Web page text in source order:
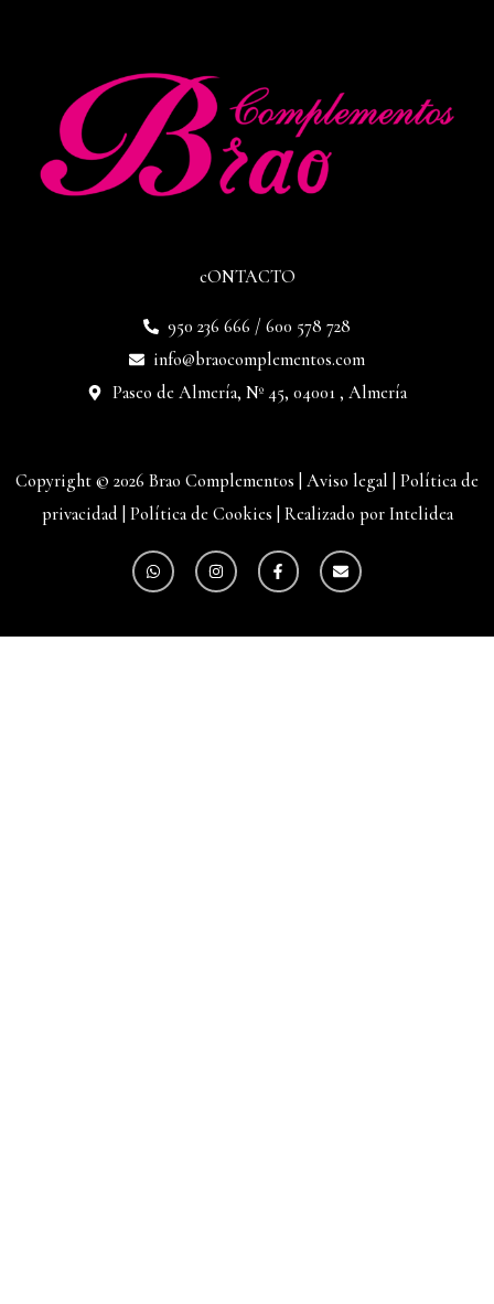
cONTACTO
950 236 666 / 600 578 728
info@braocomplementos.com
Paseo de Almería, Nº 45, 04001 , Almería
Copyright © 2026 Brao Complementos | Aviso legal Política de
privacidad Política de Cookies Realizado por Intelidea
W
h
a
a
I
n
s
g
F
a
c
o
E
n
v
o